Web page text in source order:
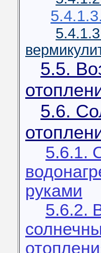
5.5.
5.6.
5.6.1.
руками
5.6.2.